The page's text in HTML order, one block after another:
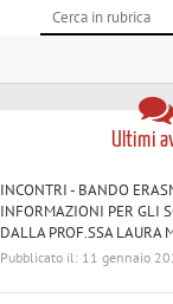
Ultimi
INCONTRI - BANDO
INFORMAZIONI PER GLI
DALLA PROF.SSA LAURA
Pubblicato il: 11 gennaio